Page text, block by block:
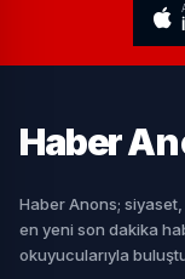
Haber
Haber Anons;
en yeni son dakika
okuyucularıyla